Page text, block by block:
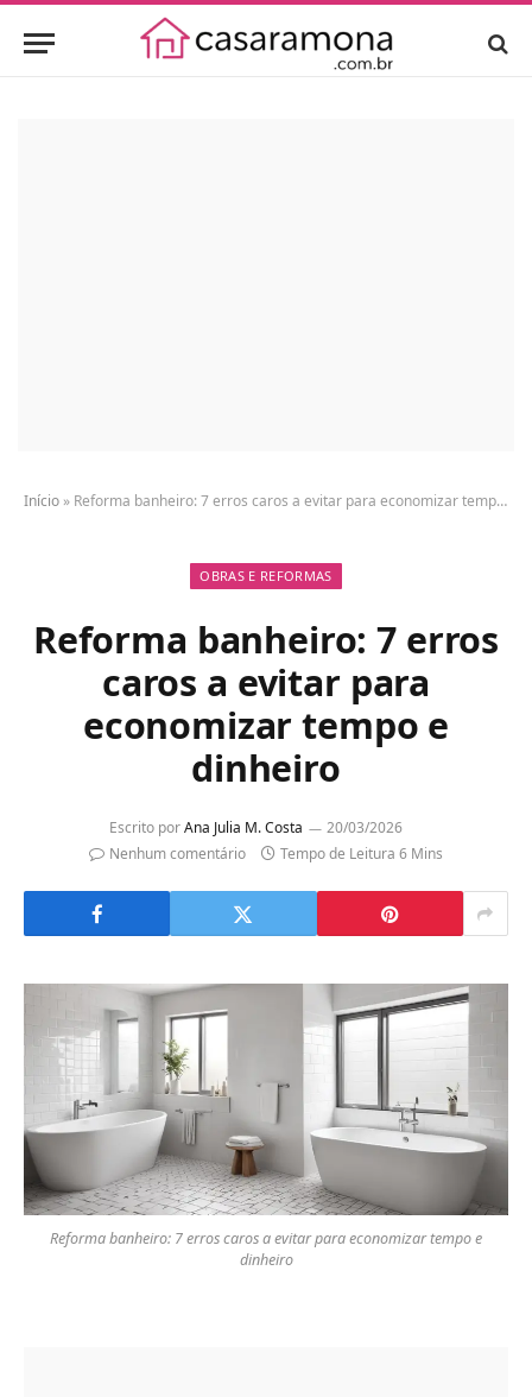
Início » Reforma banheiro: 7 erros caros a evitar para economizar tempo e dinheiro
OBRAS E REFORMAS
Reforma banheiro: 7 erros
caros a evitar para
economizar tempo e
dinheiro
Escrito por Ana Julia M. Costa
20/03/2026
Nenhum comentário
Tempo de Leitura 6 Mins
Reforma banheiro: 7 erros caros a evitar para economizar tempo e
dinheiro